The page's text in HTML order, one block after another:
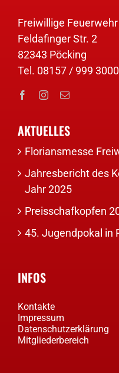
Freiwillige
Feldafinger Str. 2
82343 Pöcking
Tel. 08157 / 999 3000
AKTUELLES
Floriansmesse
Jahresbericht des
Jahr 2025
Preisschafkopfen
45. Jugendpokal in
INFOS
Kontakte
Impressum
Datenschutzerklärung
Mitgliederbereich